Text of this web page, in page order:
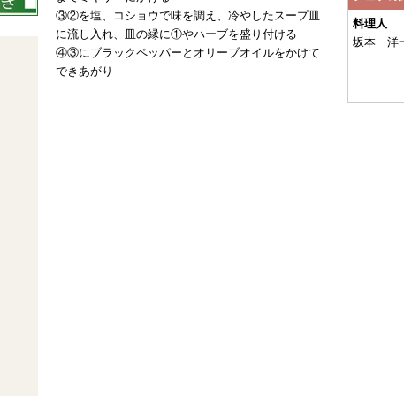
③②を塩、コショウで味を調え、冷やしたスープ皿
に流し入れ、皿の縁に①やハーブを盛り付ける
④③にブラックペッパーとオリーブオイルをかけて
できあがり
料理人
坂本 洋